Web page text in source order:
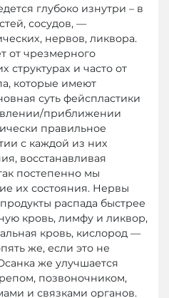
глубоко изнутри – в
сосудов, —
нервов, ликвора.
от чрезмерного
структурах и часто от
которые имеют
суть фейспластики
приближении
правильное
с каждой из них
восстанавливая
постепенно мы
их состояния. Нервы
распада быстрее
кровь, лимфу и ликвор,
кровь, кислород —
же, если это не
же улучшается
позвоночником,
и связками органов.